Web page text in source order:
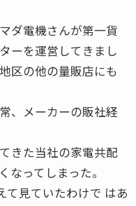
ダ電機さんが第一貨
ーを運営してきまし
区の他の量販店にも
、メーカーの販社経
きた当社の家電共配
なってしまった。
て見ていたわけで はあ